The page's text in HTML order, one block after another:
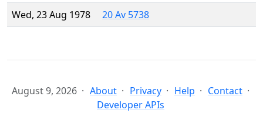
Wed, 23 Aug 1978
20 Av 5738
August 9, 2026 About Privacy Help
Contact
Developer APIs